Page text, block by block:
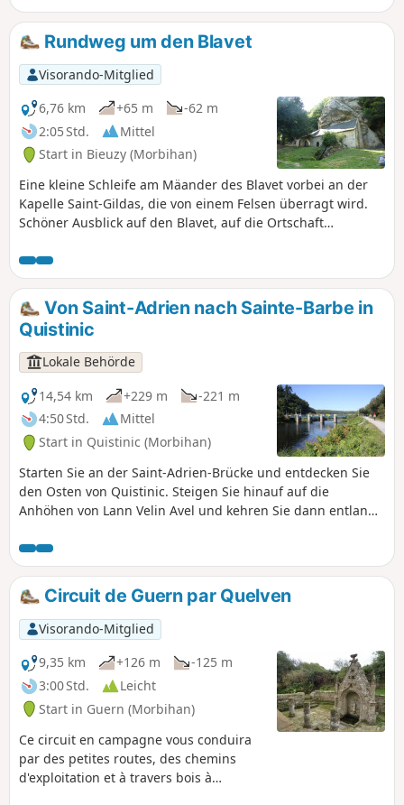
und Pontivy transportieren.
Gemächlicher Rückweg über den
Treidelpfad. Achtung: Die Wanderung
findet in der Gemeinde Saint-
Barthélémy statt und nicht in Melrand,
wie von der Software angegeben.
Rundweg um den Blavet
Visorando-Mitglied
6,76 km
+65 m
-62 m
2:05 Std.
Mittel
Start in Bieuzy (Morbihan)
Eine kleine Schleife am Mäander des Blavet vorbei an der
Kapelle Saint-Gildas, die von einem Felsen überragt wird.
Schöner Ausblick auf den Blavet, auf die Ortschaft
Passagen auf dem Rückweg, aber ohne große
Schwierigkeiten.
Von Saint-Adrien nach Sainte-Barbe in
Quistinic
Lokale Behörde
14,54 km
+229 m
-221 m
4:50 Std.
Mittel
Start in Quistinic (Morbihan)
Starten Sie an der Saint-Adrien-Brücke und entdecken Sie
den Osten von Quistinic. Steigen Sie hinauf auf die
Anhöhen von Lann Velin Avel und kehren Sie dann entlang
Wanderung die Schönheit der grünen Landschaften und
die Ausblicke auf den Fluss. Lassen Sie sich auf den Wegen
von Kapellen, Brunnen, Weilern, Brücken und Schleusen
überraschen … Diese Route folgt dem östlichen Teil des
„Circuit des chapelles“.
Circuit de Guern par Quelven
Visorando-Mitglied
9,35 km
+126 m
-125 m
3:00 Std.
Leicht
Start in Guern (Morbihan)
Ce circuit en campagne vous conduira
par des petites routes, des chemins
d'exploitation et à travers bois à